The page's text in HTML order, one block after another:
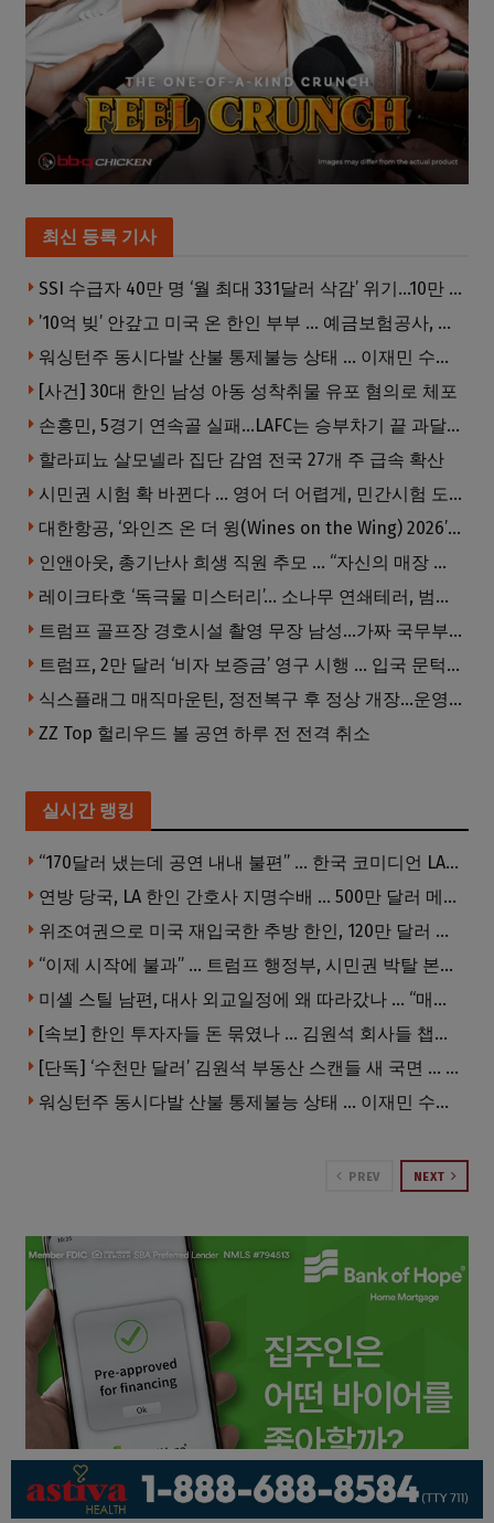
최신 등록 기사
SSI 수급자 40만 명 ‘월 최대 331달러 삭감’ 위기…10만 명은 수급자격 상실
’10억 빚’ 안갚고 미국 온 한인 부부 … 예금보험공사, 미국서 소송
워싱턴주 동시다발 산불 통제불능 상태 … 이재민 수십만명
[사건] 30대 한인 남성 아동 성착취물 유포 혐의로 체포
손흥민, 5경기 연속골 실패…LAFC는 승부차기 끝 과달라하라 격파
할라피뇨 살모넬라 집단 감염 전국 27개 주 급속 확산
시민권 시험 확 바뀐다 … 영어 더 어렵게, 민간시험 도입 추진
대한항공, ‘와인즈 온 더 윙(Wines on the Wing) 2026’ 5개 부문 수상
인앤아웃, 총기난사 희생 직원 추모 … “자신의 매장 운영이 꿈이었다”
레이크타호 ‘독극물 미스터리’… 소나무 연쇄테러, 범인은 오리무중
트럼프 골프장 경호시설 촬영 무장 남성…가짜 국무부 직원 행세까지
트럼프, 2만 달러 ‘비자 보증금’ 영구 시행 … 입국 문턱 더 높아진다.
식스플래그 매직마운틴, 정전복구 후 정상 개장…운영시간 오후 10시까지 연장
ZZ Top 헐리우드 볼 공연 하루 전 전격 취소
실시간 랭킹
“170달러 냈는데 공연 내내 불편” … 한국 코미디언 LA공연, 음향 불량에 외모 비하 개그 논란
연방 당국, LA 한인 간호사 지명수배 … 500만 달러 메디캐어 사기, 선고 직전 한국 도주
위조여권으로 미국 재입국한 추방 한인, 120만 달러 은행 사기 행각
“이제 시작에 불과” … 트럼프 행정부, 시민권 박탈 본격화
미셸 스틸 남편, 대사 외교일정에 왜 따라갔나 … “매우 이례적”
[속보] 한인 투자자들 돈 묶였나 … 김원석 회사들 챕터7 강제파산·자진파산 잇따라 신청
[단독] ‘수천만 달러’ 김원석 부동산 스캔들 새 국면 … 한인 투자자들 소송 잇따라 ‘디폴트’ 절차
워싱턴주 동시다발 산불 통제불능 상태 … 이재민 수십만명
PREV NEXT